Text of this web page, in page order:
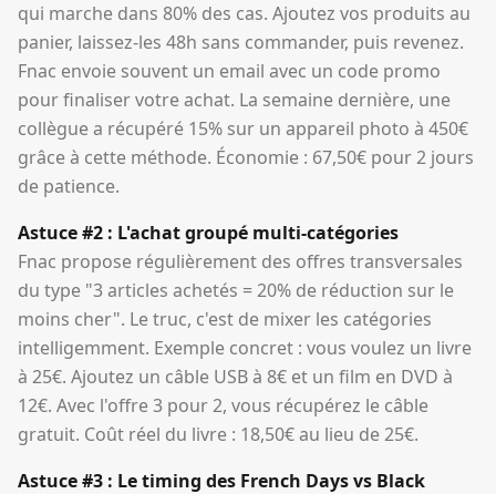
qui marche dans 80% des cas. Ajoutez vos produits au
panier, laissez-les 48h sans commander, puis revenez.
Fnac envoie souvent un email avec un code promo
pour finaliser votre achat. La semaine dernière, une
collègue a récupéré 15% sur un appareil photo à 450€
grâce à cette méthode. Économie : 67,50€ pour 2 jours
de patience.
Astuce #2 : L'achat groupé multi-catégories
Fnac propose régulièrement des offres transversales
du type "3 articles achetés = 20% de réduction sur le
moins cher". Le truc, c'est de mixer les catégories
intelligemment. Exemple concret : vous voulez un livre
à 25€. Ajoutez un câble USB à 8€ et un film en DVD à
12€. Avec l'offre 3 pour 2, vous récupérez le câble
gratuit. Coût réel du livre : 18,50€ au lieu de 25€.
Astuce #3 : Le timing des French Days vs Black